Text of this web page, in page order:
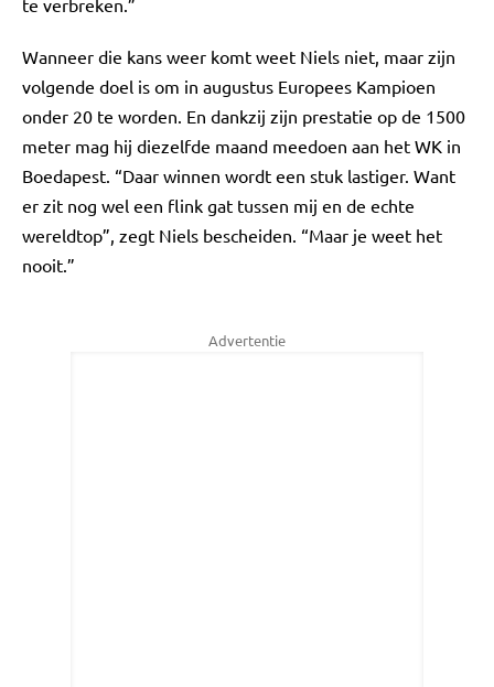
te verbreken.”
Wanneer die kans weer komt weet Niels niet, maar zijn
volgende doel is om in augustus Europees Kampioen
onder 20 te worden. En dankzij zijn prestatie op de 1500
meter mag hij diezelfde maand meedoen aan het WK in
Boedapest. “Daar winnen wordt een stuk lastiger. Want
er zit nog wel een flink gat tussen mij en de echte
wereldtop”, zegt Niels bescheiden. “Maar je weet het
nooit.”
Advertentie